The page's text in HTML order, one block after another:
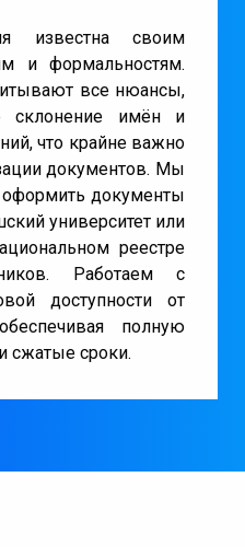
известна своим
и формальностям.
все нюансы,
склонение имён и
что крайне важно
документов. Мы
документы
университет или
реестре
Работаем с
доступности от
полную
сжатые сроки.